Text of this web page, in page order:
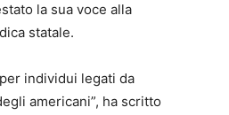
la sua voce alla
statale.
individui legati da
americani”, ha scritto